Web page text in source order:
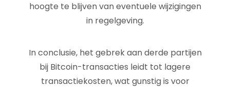
hoogte te blijven van eventuele wijzigingen
in regelgeving.
In conclusie, het gebrek aan derde partijen
bij Bitcoin-transacties leidt tot lagere
transactiekosten, wat gunstig is voor